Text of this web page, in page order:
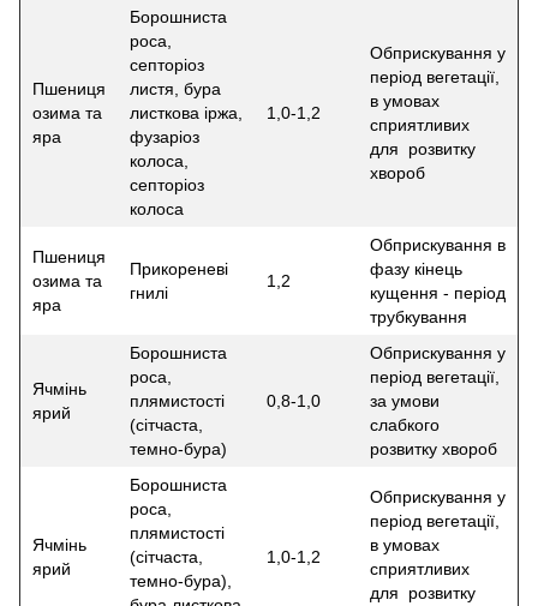
Пшениця
озима та
яра
Борошниста
роса,
септоріоз
листя, бура
листкова іржа,
фузаріоз
колоса,
септоріоз
колоса
1,0-1,2
Обприскування у
період вегетації,
в умовах
сприятливих
для розвитку
хвороб
Пшениця
озима та
яра
Прикореневі
гнилі
1,2
Обприскування в
фазу кінець
кущення - період
трубкування
Ячмінь
ярий
Борошниста
роса,
плямистості
(сітчаста,
темно-бура)
0,8-1,0
Обприскування у
період вегетації,
за умови
слабкого
розвитку хвороб
Ячмінь
ярий
Борошниста
роса,
плямистості
(сітчаста,
темно-бура),
1,0-1,2
Обприскування у
період вегетації,
в умовах
сприятливих
для розвитку